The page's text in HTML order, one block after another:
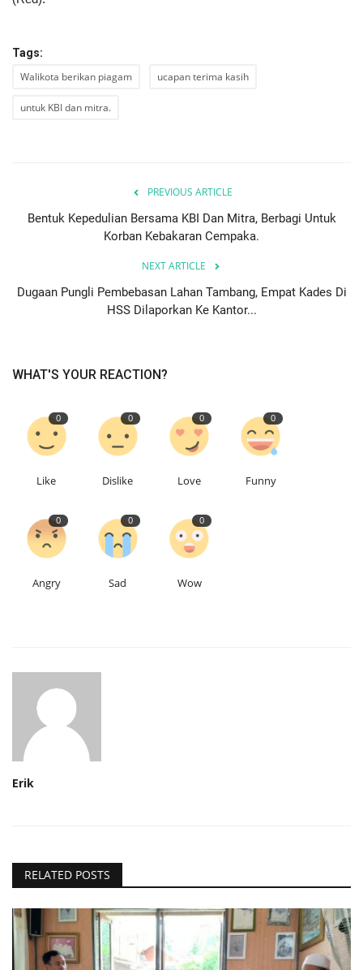
Tags:
Walikota berikan piagam ucapan terima kasih
untuk KBI dan mitra.
PREVIOUS ARTICLE
Bentuk Kepedulian Bersama KBI Dan Mitra, Berbagi Untuk
Korban Kebakaran Cempaka.
NEXT ARTICLE
Dugaan Pungli Pembebasan Lahan Tambang, Empat Kades Di
HSS Dilaporkan Ke Kantor...
WHAT'S YOUR REACTION?
0
Like
0
Dislike
0
Love
0
Funny
0
Angry
0
Sad
0
Wow
Erik
RELATED POSTS